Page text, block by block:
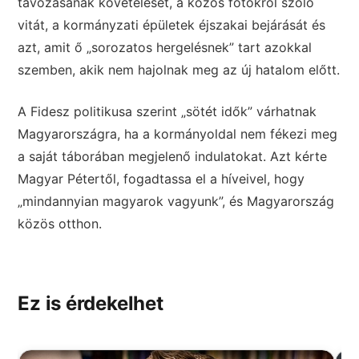
vitát, a kormányzati épületek éjszakai bejárását és
azt, amit ő „sorozatos hergelésnek” tart azokkal
szemben, akik nem hajolnak meg az új hatalom előtt.
A Fidesz politikusa szerint „sötét idők” várhatnak
Magyarországra, ha a kormányoldal nem fékezi meg
a saját táborában megjelenő indulatokat. Azt kérte
Magyar Pétertől, fogadtassa el a híveivel, hogy
„mindannyian magyarok vagyunk”, és Magyarország
közös otthon.
Ez is érdekelhet